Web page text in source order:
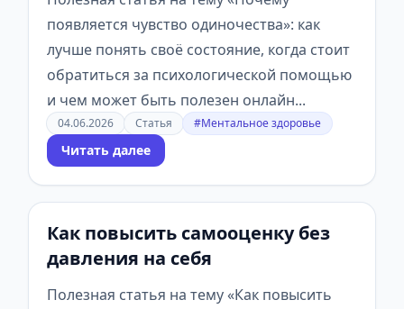
появляется чувство одиночества»: как
лучше понять своё состояние, когда стоит
обратиться за психологической помощью
и чем может быть полезен онлайн...
04.06.2026 Статья #Ментальное здоровье
Читать далее
Как повысить самооценку без
давления на себя
Полезная статья на тему «Как повысить